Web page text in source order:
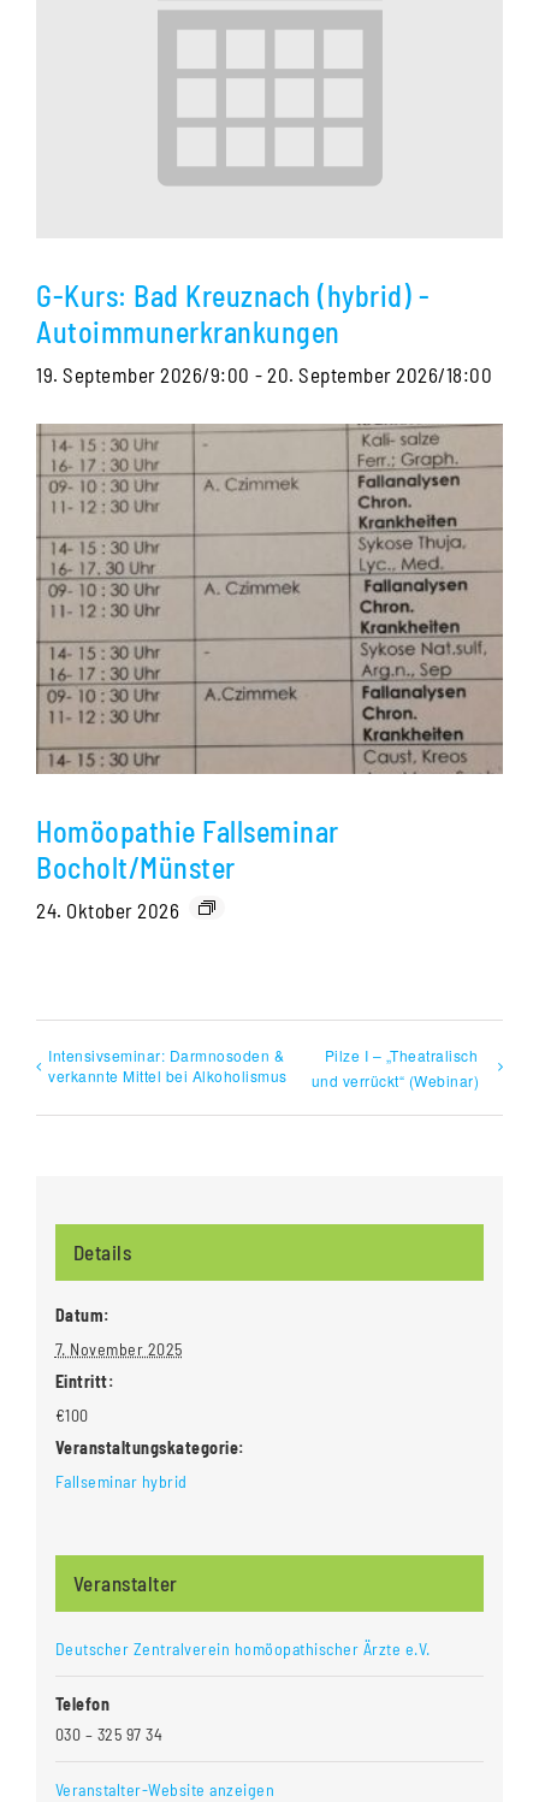
G-Kurs: Bad Kreuznach (hybrid) -
Autoimmunerkrankungen
19. September 2026/9:00 - 20. September 2026/18:00
Homöopathie Fallseminar
Bocholt/Münster
24. Oktober 2026
Intensivseminar: Darmnosoden &
verkannte Mittel bei Alkoholismus
Pilze I – „Theatralisch
und verrückt“ (Webinar)
Details
Datum:
7. November 2025
Eintritt:
€100
Veranstaltungskategorie:
Fallseminar hybrid
Veranstalter
Deutscher Zentralverein homöopathischer Ärzte e.V.
Telefon
030 – 325 97 34
Veranstalter-Website anzeigen